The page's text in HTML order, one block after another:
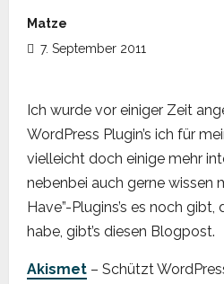
Matze
7. September 2011
Ich wurde vor einiger Zeit
WordPress Plugin’s ich für
vielleicht doch einige mehr
nebenbei auch gerne wissen
Have”-Plugins’s es noch
habe, gibt’s diesen Blogpost.
Akismet – Schützt